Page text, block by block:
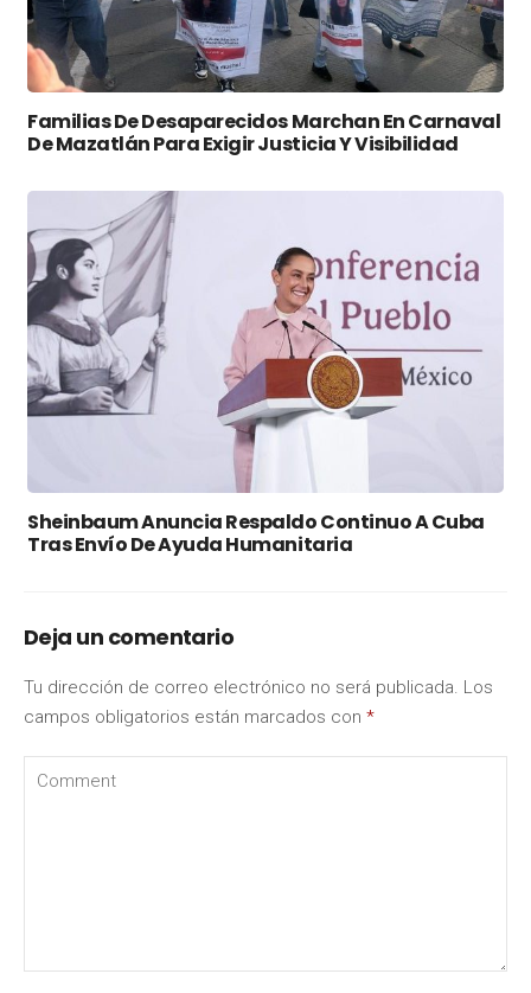
Familias De Desaparecidos Marchan En Carnaval
De Mazatlán Para Exigir Justicia Y Visibilidad
Sheinbaum Anuncia Respaldo Continuo A Cuba
Tras Envío De Ayuda Humanitaria
Deja un comentario
Tu dirección de correo electrónico no será publicada. Los
campos obligatorios están marcados con *